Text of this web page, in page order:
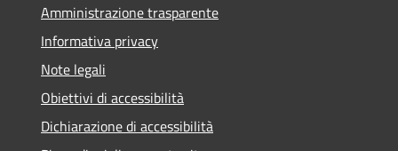
Amministrazione trasparente
Informativa privacy
Note legali
Obiettivi di accessibilità
Dichiarazione di accessibilità